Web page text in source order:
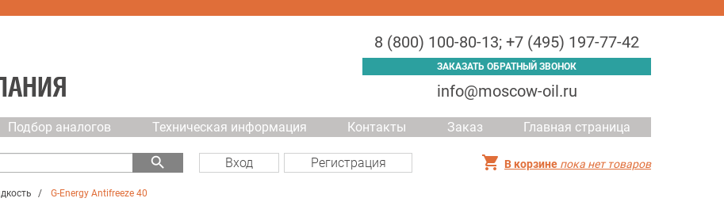
Подбор аналогов Техническая информация Контакты Заказ Главная страница
8 (800) 100-80-13; +7 (495) 197-77-42
ЗАКАЗАТЬ ОБРАТНЫЙ ЗВОНОК
info@moscow-oil.ru
search Вход Регистрация В корзине пока нет товаров
G-Energy Antifreeze 40